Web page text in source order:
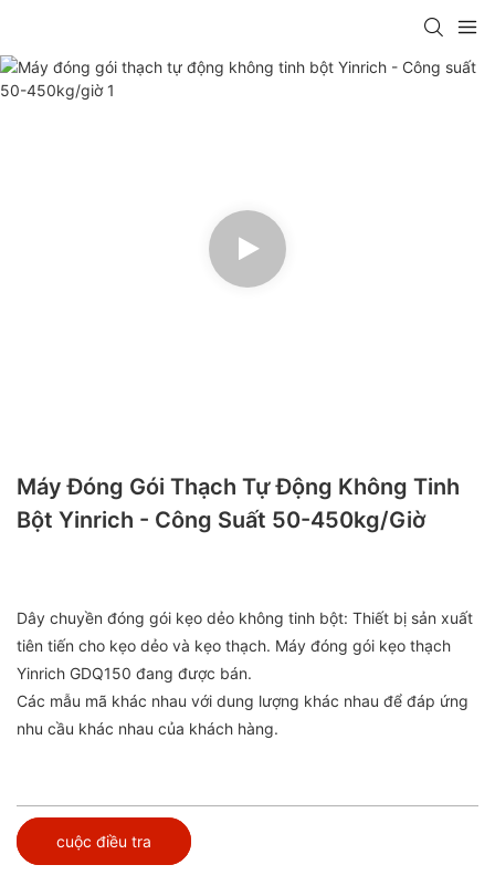
Máy Đóng Gói Thạch Tự Động Không Tinh
Bột Yinrich - Công Suất 50-450kg/giờ
Dây chuyền đóng gói kẹo dẻo không tinh bột: Thiết bị sản xuất
tiên tiến cho kẹo dẻo và kẹo thạch. Máy đóng gói kẹo thạch
Yinrich GDQ150 đang được bán.
Các mẫu mã khác nhau với dung lượng khác nhau để đáp ứng
nhu cầu khác nhau của khách hàng.
cuộc điều tra